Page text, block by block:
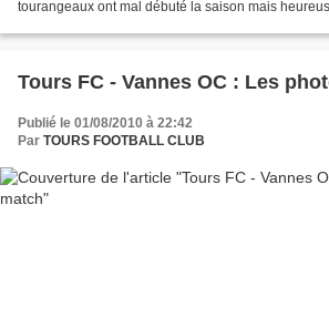
tourangeaux ont mal débuté la saison mais
Tours FC - Vannes OC : Les
Publié le 01/08/2010 à 22:42
Par TOURS FOOTBALL CLUB